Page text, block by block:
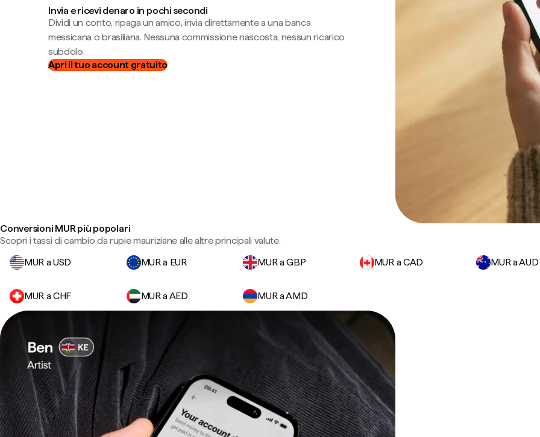
Invia e ricevi denaro in pochi secondi
Dividi un conto, ripaga un amico, invia direttamente a una banca
messicana o brasiliana. Nessuna commissione nascosta, nessun ricarico
subdolo.
Apri il tuo account gratuito
Conversioni MUR più popolari
Scopri i tassi di cambio da rupie mauriziane alle altre principali valute.
MUR a USD
MUR a EUR MUR a GBP MUR a CAD MUR a AUD
MUR a CHF MUR a AED MUR a AMD